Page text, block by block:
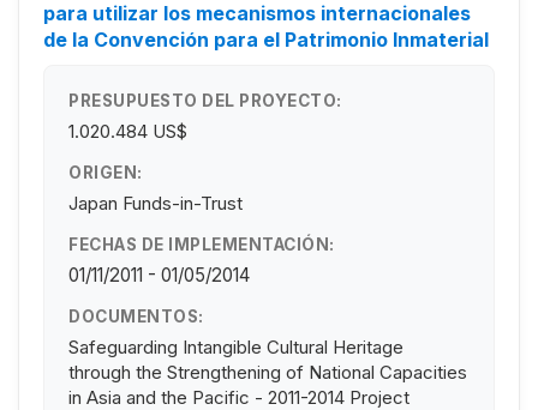
para utilizar los mecanismos internacionales
de la Convención para el Patrimonio Inmaterial
PRESUPUESTO DEL PROYECTO:
1.020.484 US$
ORIGEN:
Japan Funds-in-Trust
FECHAS DE IMPLEMENTACIÓN:
01/11/2011 - 01/05/2014
DOCUMENTOS:
Safeguarding Intangible Cultural Heritage
through the Strengthening of National Capacities
in Asia and the Pacific - 2011-2014 Project